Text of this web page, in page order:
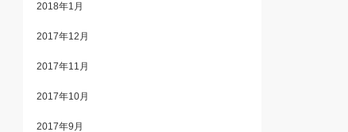
2018年1月
2017年12月
2017年11月
2017年10月
2017年9月